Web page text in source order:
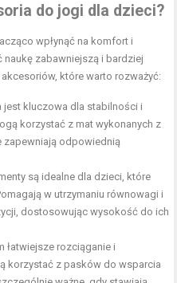
do jogi dla dzieci?
wpłynąć na komfort i
zabawniejszą i bardziej
które warto rozważyć:
jest kluczowa dla stabilności i
korzystać z mat wykonanych z
zapewniają odpowiednią
są idealne dla dzieci, które
w utrzymaniu równowagi i
dostosowując wysokość do ich
łatwiejsze rozciąganie i
korzystać z pasków do wsparcia